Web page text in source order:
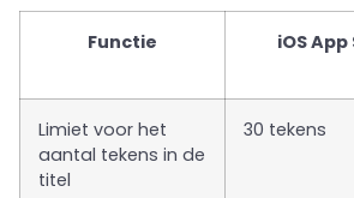
Functie iOS
Limiet voor het
aantal tekens in de
titel
30 tekens